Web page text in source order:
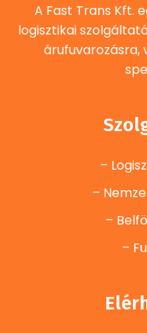
A Fast Trans Kft.
logisztikai
árufuvarozásra,
–
–
–
–